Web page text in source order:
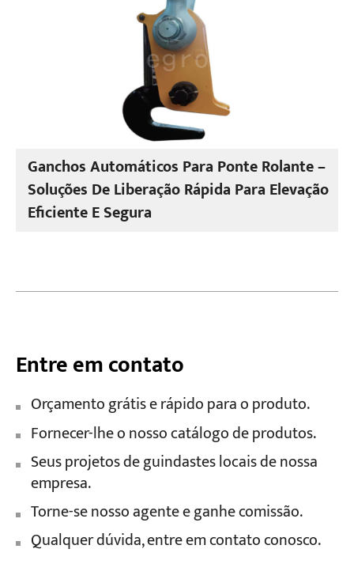
Ganchos Automáticos Para Ponte Rolante –
Soluções De Liberação Rápida Para Elevação
Eficiente E Segura
Entre em contato
Orçamento grátis e rápido para o produto.
Fornecer-lhe o nosso catálogo de produtos.
Seus projetos de guindastes locais de nossa
empresa.
Torne-se nosso agente e ganhe comissão.
Qualquer dúvida, entre em contato conosco.